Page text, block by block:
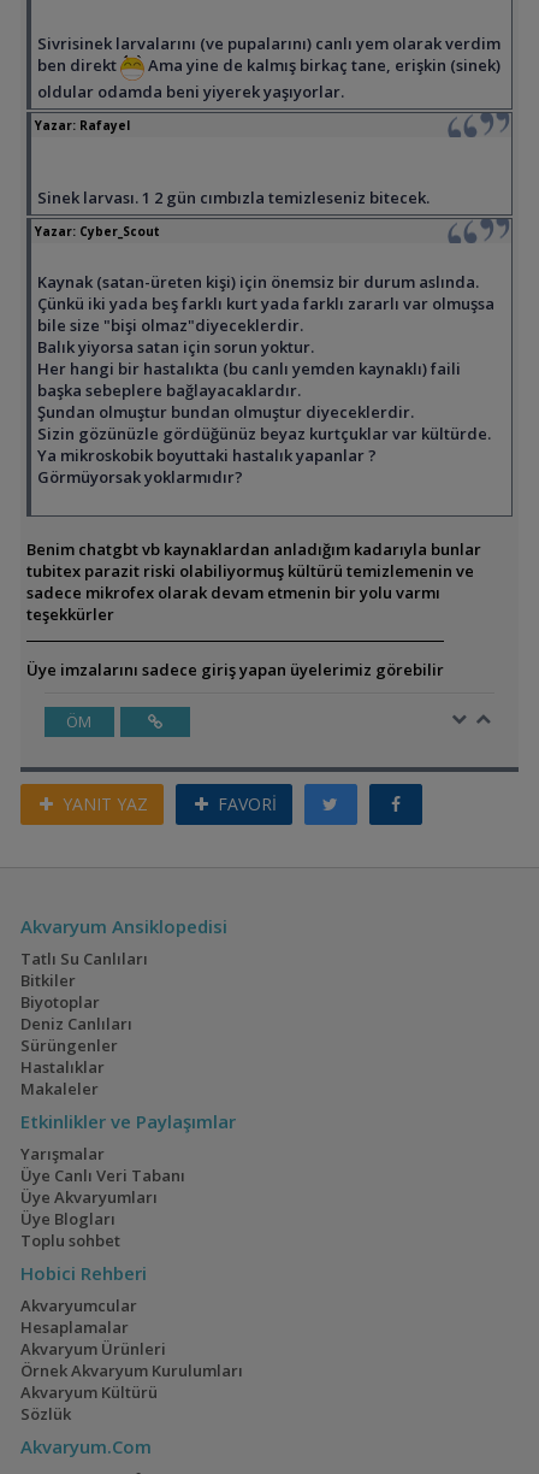
Sivrisinek larvalarını (ve pupalarını) canlı yem olarak verdim
ben direkt
Ama yine de kalmış birkaç tane, erişkin (sinek)
oldular odamda beni yiyerek yaşıyorlar.
Yazar: Rafayel
Sinek larvası. 1 2 gün cımbızla temizleseniz bitecek.
Yazar: Cyber_Scout
Kaynak (satan-üreten kişi) için önemsiz bir durum aslında.
Çünkü iki yada beş farklı kurt yada farklı zararlı var olmuşsa
bile size "bişi olmaz"diyeceklerdir.
Balık yiyorsa satan için sorun yoktur.
Her hangi bir hastalıkta (bu canlı yemden kaynaklı) faili
başka sebeplere bağlayacaklardır.
Şundan olmuştur bundan olmuştur diyeceklerdir.
Sizin gözünüzle gördüğünüz beyaz kurtçuklar var kültürde.
Ya mikroskobik boyuttaki hastalık yapanlar ?
Görmüyorsak yoklarmıdır?
Benim chatgbt vb kaynaklardan anladığım kadarıyla bunlar
tubitex parazit riski olabiliyormuş kültürü temizlemenin ve
sadece mikrofex olarak devam etmenin bir yolu varmı
teşekkürler
Üye imzalarını sadece giriş yapan üyelerimiz görebilir
ÖM
YANIT YAZ FAVORİ
Akvaryum Ansiklopedisi
Tatlı Su Canlıları
Bitkiler
Biyotoplar
Deniz Canlıları
Sürüngenler
Hastalıklar
Makaleler
Etkinlikler ve Paylaşımlar
Yarışmalar
Üye Canlı Veri Tabanı
Üye Akvaryumları
Üye Blogları
Toplu sohbet
Hobici Rehberi
Akvaryumcular
Hesaplamalar
Akvaryum Ürünleri
Örnek Akvaryum Kurulumları
Akvaryum Kültürü
Sözlük
Akvaryum.Com